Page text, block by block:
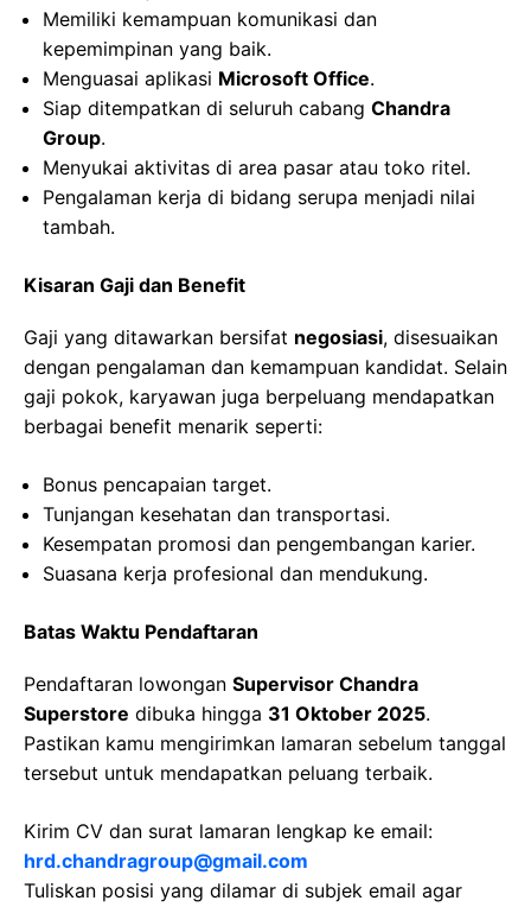
Memiliki kemampuan komunikasi dan
kepemimpinan yang baik.
Menguasai aplikasi Microsoft Office.
Siap ditempatkan di seluruh cabang Chandra
Group.
Menyukai aktivitas di area pasar atau toko ritel.
Pengalaman kerja di bidang serupa menjadi nilai
tambah.
Kisaran Gaji dan Benefit
Gaji yang ditawarkan bersifat negosiasi, disesuaikan
dengan pengalaman dan kemampuan kandidat. Selain
gaji pokok, karyawan juga berpeluang mendapatkan
berbagai benefit menarik seperti:
Bonus pencapaian target.
Tunjangan kesehatan dan transportasi.
Kesempatan promosi dan pengembangan karier.
Suasana kerja profesional dan mendukung.
Batas Waktu Pendaftaran
Pendaftaran lowongan Supervisor Chandra
Superstore dibuka hingga 31 Oktober 2025.
Pastikan kamu mengirimkan lamaran sebelum tanggal
tersebut untuk mendapatkan peluang terbaik.
Kirim CV dan surat lamaran lengkap ke email:
hrd.chandragroup@gmail.com
Tuliskan posisi yang dilamar di subjek email agar